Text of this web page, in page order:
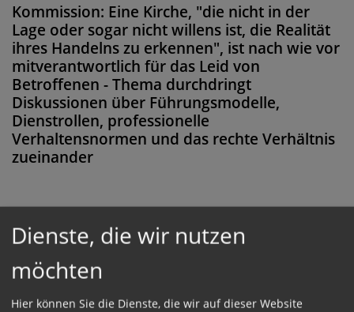
Kommission: Eine Kirche, "die nicht in der
Lage oder sogar nicht willens ist, die Realität
ihres Handelns zu erkennen", ist nach wie vor
mitverantwortlich für das Leid von
Betroffenen - Thema durchdringt
Diskussionen über Führungsmodelle,
Dienstrollen, professionelle
Verhaltensnormen und das rechte Verhältnis
zueinander
Diese Meldung ist nicht frei verfügbar. Bitte
loggen Sie sich ein, oder bestellen Sie das
Produkt Kathpress_online
Dienste, die wir nutzen
möchten
Hier können Sie die Dienste, die wir auf dieser Website